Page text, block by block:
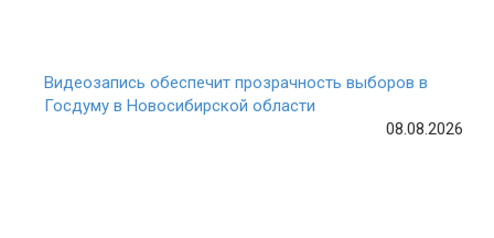
Видеозапись обеспечит прозрачность выборов в
Госдуму в Новосибирской области
08.08.2026